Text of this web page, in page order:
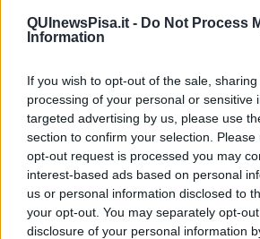
QUInewsPisa.it - Do Not Process
Information
If you wish to opt-out of the sale,
processing of your personal or sensitive
targeted advertising by us, please use
section to confirm your selection.
opt-out request is processed you may
interest-based ads based on personal
us or personal information disclosed to
your opt-out. You may separately opt-
disclosure of your personal information
Nelle foto il cielo della domanda e il cielo
nuovo anno a Wuhan)
Un ulteriore conferma sulla data del 17
della Luna nel segno del Capricorno che
con Venere in Toro poco dopo a
alle ore 1.30.